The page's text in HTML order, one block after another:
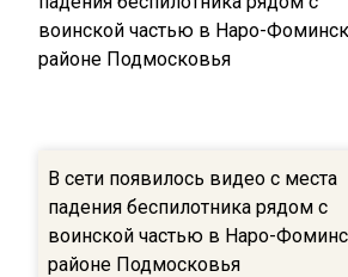
В сети появилось видео с места
падения беспилотника рядом с
воинской частью в Наро-
районе Подмосковья